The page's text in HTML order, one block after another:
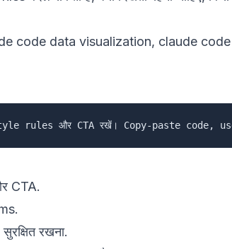
code data visualization, claude
CTA.
रखना.